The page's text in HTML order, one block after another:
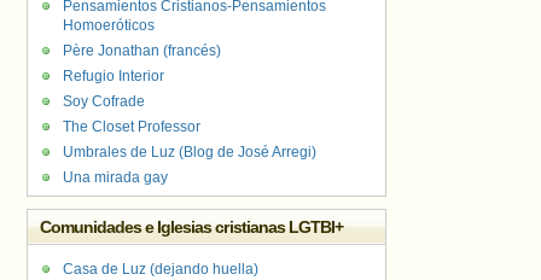
Pensamientos Cristianos-Pensamientos
Homoeróticos
Père Jonathan (francés)
Refugio Interior
Soy Cofrade
The Closet Professor
Umbrales de Luz (Blog de José Arregi)
Una mirada gay
Comunidades e Iglesias cristianas LGTBI+
Casa de Luz (dejando huella)